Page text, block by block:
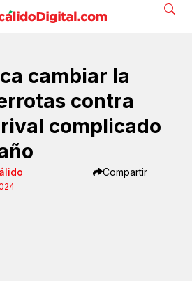
cambiar la
contra
complicado
Compartir